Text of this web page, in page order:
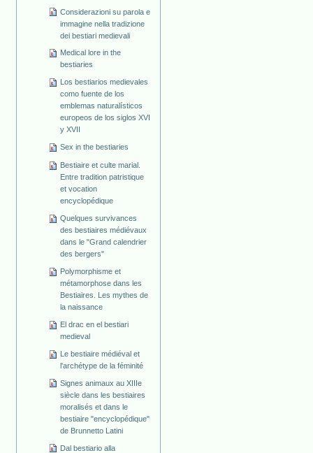
Considerazioni su parola e
immagine nella tradizione
dei bestiari medievali
Medical lore in the
bestiaries
Los bestiarios medievales
como fuente de los
emblemas naturalísticos
europeos de los siglos XVI
y XVII
Sex in the bestiaries
Bestiaire et culte marial.
Entre tradition patristique
et vocation
encyclopédique
Quelques survivances
des bestiaires médiévaux
dans le "Grand calendrier
des bergers"
Polymorphisme et
métamorphose dans les
Bestiaires. Les mythes de
la naissance
El drac en el bestiari
medieval
Le bestiaire médiéval et
l'archétype de la féminité
Signes animaux au XIIIe
siècle dans les bestiaires
moralisés et dans le
bestiaire "encyclopédique"
de Brunnetto Latini
Dal bestiario alla